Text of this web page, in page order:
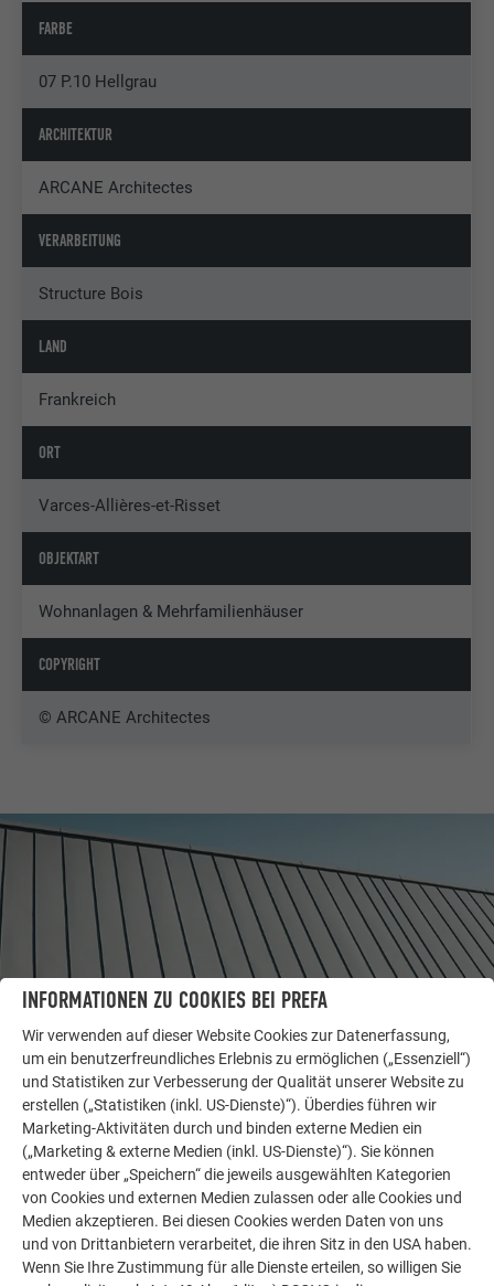
FARBE
07 P.10 Hellgrau
ARCHITEKTUR
ARCANE Architectes
VERARBEITUNG
Structure Bois
LAND
Frankreich
ORT
Varces-Allières-et-Risset
OBJEKTART
Wohnanlagen & Mehrfamilienhäuser
COPYRIGHT
© ARCANE Architectes
LASSEN SIE SICH INSPIRIEREN
WEITERE OBJEKTE
Die PREFA Referenzgalerie zeigt, wie vielseitig
Aluminium eingesetzt werden kann. Entdecken Sie
weitere beeindruckende Projekte mit den langlebigen
PREFA Aluminiumlösungen für Dach, Solar und
INFORMATIONEN ZU COOKIES BEI PREFA
Wir verwenden auf dieser Website Cookies zur Datenerfassung,
um ein benutzerfreundliches Erlebnis zu ermöglichen („Essenziell“)
und Statistiken zur Verbesserung der Qualität unserer Website zu
erstellen („Statistiken (inkl. US-Dienste)“). Überdies führen wir
Marketing-Aktivitäten durch und binden externe Medien ein
(„Marketing & externe Medien (inkl. US-Dienste)“). Sie können
entweder über „Speichern“ die jeweils ausgewählten Kategorien
von Cookies und externen Medien zulassen oder alle Cookies und
Medien akzeptieren. Bei diesen Cookies werden Daten von uns
und von Drittanbietern verarbeitet, die ihren Sitz in den USA haben.
Wenn Sie Ihre Zustimmung für alle Dienste erteilen, so willigen Sie